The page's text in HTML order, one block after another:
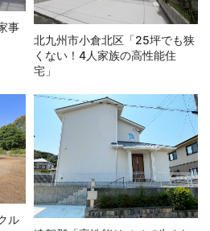
事
北九州市小倉北区「25坪でも狭
くない！4人家族の高性能住
宅」
ル